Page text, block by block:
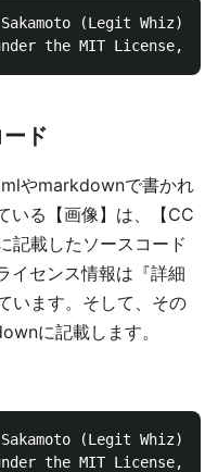
(Legit Whiz)
ド
やmarkdownで書かれ
いる【画像】は、【CC
記載したソースコード
イセンス情報は『詳細
います。そして、その
に記載します。
(Legit Whiz)
the MIT License, see